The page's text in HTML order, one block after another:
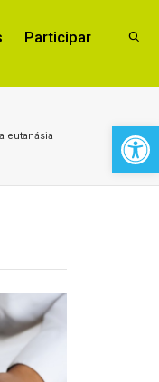
Participar
eutanásia